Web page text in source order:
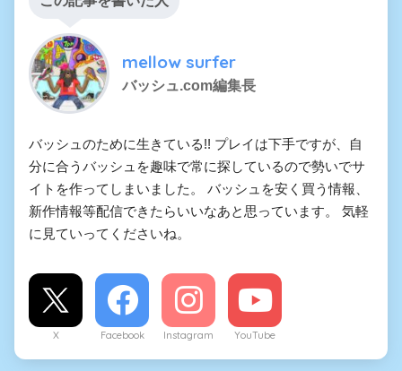
mellow surfer
バッシュ.com編集長
バッシュのために生きている!! プレイは下手ですが、自
分に合うバッシュを趣味で常に探しているので勢いでサ
イトを作ってしまいました。 バッシュを安く買う情報、
新作情報等配信できたらいいなあと思っています。 気軽
に見ていってくださいね。
X Facebook Instagram YouTube